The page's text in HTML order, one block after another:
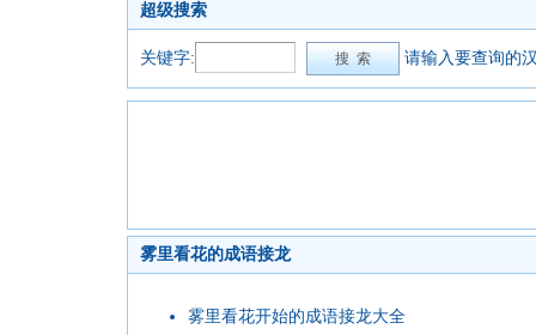
超级搜索
关键字: 请输入要查询的
雾里看花的成语接龙
雾里看花开始的成语接龙大全